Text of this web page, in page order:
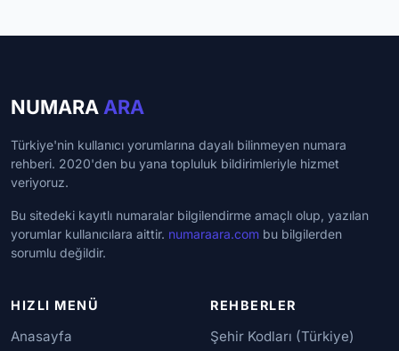
NUMARA ARA
Türkiye'nin kullanıcı yorumlarına dayalı bilinmeyen numara
rehberi. 2020'den bu yana topluluk bildirimleriyle hizmet
veriyoruz.
Bu sitedeki kayıtlı numaralar bilgilendirme amaçlı olup, yazılan
yorumlar kullanıcılara aittir. numaraara.com bu bilgilerden
sorumlu değildir.
HIZLI MENÜ
Anasayfa
REHBERLER
Şehir Kodları (Türkiye)